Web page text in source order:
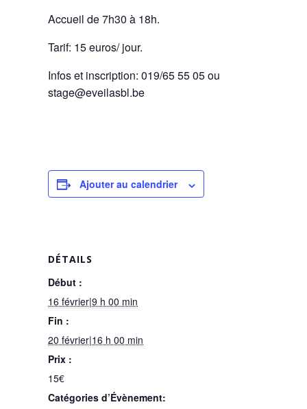
Accueil de 7h30 à 18h.
Tarif: 15 euros/ jour.
Infos et inscription: 019/65 55 05 ou
stage@eveilasbl.be
Ajouter au calendrier
DÉTAILS
Début :
16 février|9 h 00 min
Fin :
20 février|16 h 00 min
Prix :
15€
Catégories d’Évènement: